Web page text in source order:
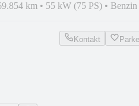
km • 55 kW (75 PS) • Benzin
Kontakt